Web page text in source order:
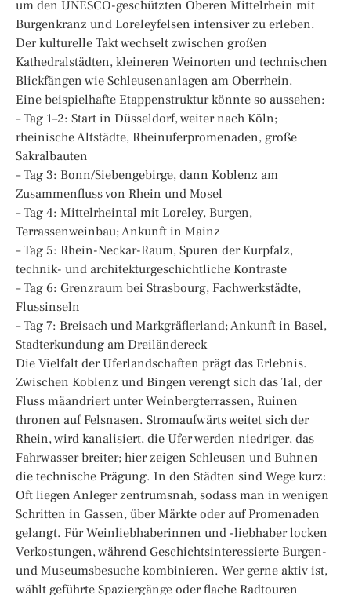
um den UNESCO-geschützten Oberen Mittelrhein mit
Burgenkranz und Loreleyfelsen intensiver zu erleben.
Der kulturelle Takt wechselt zwischen großen
Kathedralstädten, kleineren Weinorten und technischen
Blickfängen wie Schleusenanlagen am Oberrhein.
Eine beispielhafte Etappenstruktur könnte so aussehen:
– Tag 1–2: Start in Düsseldorf, weiter nach Köln;
rheinische Altstädte, Rheinuferpromenaden, große
Sakralbauten
– Tag 3: Bonn/Siebengebirge, dann Koblenz am
Zusammenfluss von Rhein und Mosel
– Tag 4: Mittelrheintal mit Loreley, Burgen,
Terrassenweinbau; Ankunft in Mainz
– Tag 5: Rhein-Neckar-Raum, Spuren der Kurpfalz,
technik- und architekturgeschichtliche Kontraste
– Tag 6: Grenzraum bei Strasbourg, Fachwerkstädte,
Flussinseln
– Tag 7: Breisach und Markgräflerland; Ankunft in Basel,
Stadterkundung am Dreiländereck
Die Vielfalt der Uferlandschaften prägt das Erlebnis.
Zwischen Koblenz und Bingen verengt sich das Tal, der
Fluss mäandriert unter Weinbergterrassen, Ruinen
thronen auf Felsnasen. Stromaufwärts weitet sich der
Rhein, wird kanalisiert, die Ufer werden niedriger, das
Fahrwasser breiter; hier zeigen Schleusen und Buhnen
die technische Prägung. In den Städten sind Wege kurz:
Oft liegen Anleger zentrumsnah, sodass man in wenigen
Schritten in Gassen, über Märkte oder auf Promenaden
gelangt. Für Weinliebhaberinnen und -liebhaber locken
Verkostungen, während Geschichtsinteressierte Burgen-
und Museumsbesuche kombinieren. Wer gerne aktiv ist,
wählt geführte Spaziergänge oder flache Radtouren